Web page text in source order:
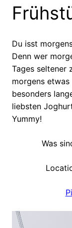
Du isst
Denn wer
Tages seltener
morgens
besonders
liebsten
Yummy!
Was